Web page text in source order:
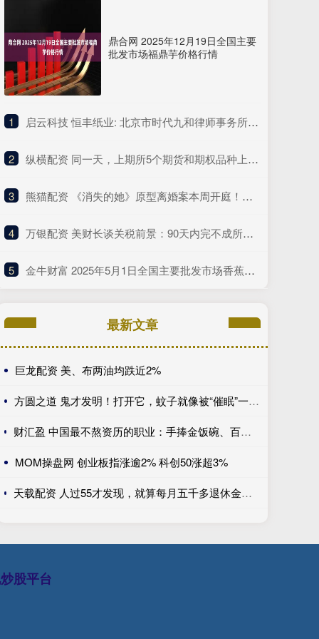
鼎合网 2025年12月19日全国主要
批发市场福鼎芋价格行情
1 ​启云科技 恒丰纸业: 北京市时代九和律师事务所关于牡丹江恒丰纸业股份有限公司发行股份购买资产暨关联交易之补充法律意见书（一）内容摘要
2 ​纵横配资 同一天，上期所5个期货和期权品种上市！产品体系持续完善
3 ​熊猫配资 《消失的她》原型离婚案本周开庭！称无法统计医疗次数和金额
4 ​万银配资 美财长谈关税前景：90天内完不成所有协议 望与中方达成重大进展！
5 ​金牛财富 2025年5月1日全国主要批发市场香蕉价格行情
最新文章
巨龙配资 美、布两油均跌近2%
方圆之道 鬼才发明！打开它，蚊子就像被“催眠”一样自己飞进去送死
财汇盈 中国最不熬资历的职业：手捧金饭碗、百万年薪、万亿市场，不看经验、新人辈出？
MOM操盘网 创业板指涨逾2% 科创50涨超3%
天载配资 人过55才发现，就算每月五千多退休金，没子女或子女不成器，养老也只能做梦
股平台